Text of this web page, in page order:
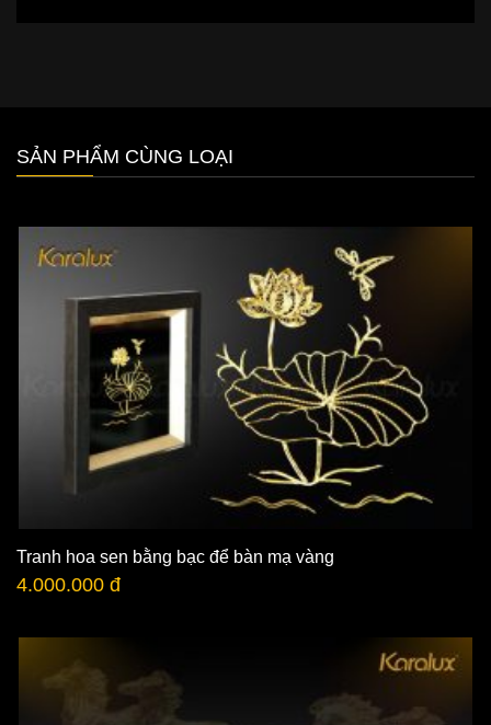
SẢN PHẨM CÙNG LOẠI
Tranh hoa sen bằng bạc để bàn mạ vàng
4.000.000 đ